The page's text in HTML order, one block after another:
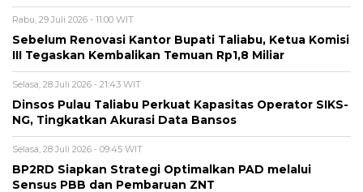
Rabu, 29 Juli 2026 - 11:00 WIT
Sebelum Renovasi Kantor Bupati Taliabu, Ketua Komisi
III Tegaskan Kembalikan Temuan Rp1,8 Miliar
Selasa, 28 Juli 2026 - 21:43 WIT
Dinsos Pulau Taliabu Perkuat Kapasitas Operator SIKS-
NG, Tingkatkan Akurasi Data Bansos
Selasa, 28 Juli 2026 - 09:45 WIT
BP2RD Siapkan Strategi Optimalkan PAD melalui
Sensus PBB dan Pembaruan ZNT